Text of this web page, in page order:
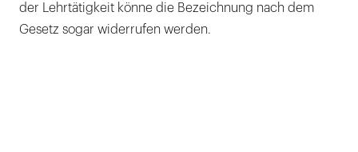
der Lehrtätigkeit könne die Bezeichnung nach dem
Gesetz sogar widerrufen werden.